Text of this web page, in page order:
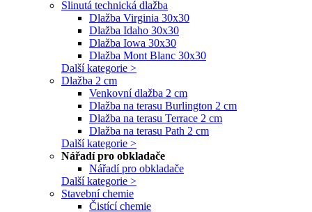
Slinutá technická dlažba
Dlažba Virginia 30x30
Dlažba Idaho 30x30
Dlažba Iowa 30x30
Dlažba Mont Blanc 30x30
Další kategorie >
Dlažba 2 cm
Venkovní dlažba 2 cm
Dlažba na terasu Burlington 2 cm
Dlažba na terasu Terrace 2 cm
Dlažba na terasu Path 2 cm
Další kategorie >
Nářadí pro obkladače
Nářadí pro obkladače
Další kategorie >
Stavební chemie
Čistící chemie